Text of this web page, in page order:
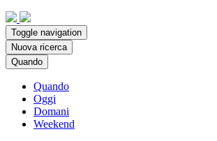
Toggle navigation
Nuova ricerca
Quando
Quando
Oggi
Domani
Weekend